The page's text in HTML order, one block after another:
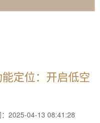
定位：开启低空
2025-04-13 08:41:28